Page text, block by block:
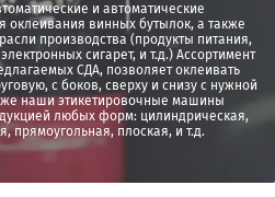
и автоматические
винных бутылок, а также
производства (продукты питания,
сигарет, и т.д.) Ассортимент
СДА, позволяет оклеивать
с боков, сверху и снизу с нужной
наши этикетировочные машины
любых форм: цилиндрическая,
прямоугольная, плоская, и т.д.